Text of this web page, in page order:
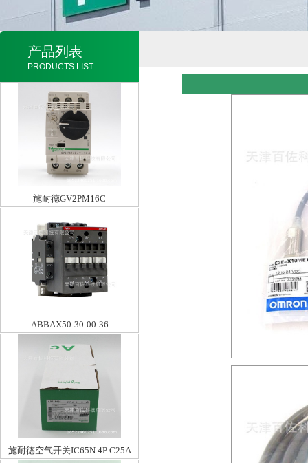
产品列表
PRODUCTS LIST
施耐德GV2PM16C
ABBAX50-30-00-36
施耐德空气开关IC65N 4P C25A